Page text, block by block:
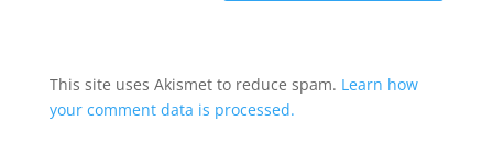
This site uses Akismet to reduce spam. Learn how
your comment data is processed.